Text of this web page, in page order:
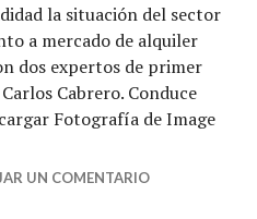
la situación del sector
a mercado de alquiler
dos expertos de primer
Cabrero. Conduce
Fotografía de Image
burbuja en el
UN COMENTARIO